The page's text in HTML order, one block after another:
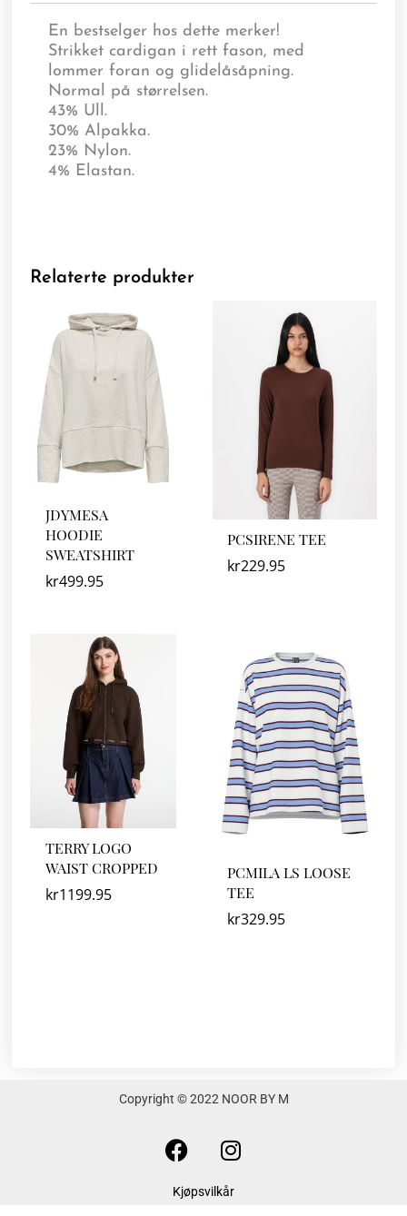
En bestselger hos dette merker!
Strikket cardigan i rett fason, med
lommer foran og glidelåsåpning.
Normal på størrelsen.
43% Ull.
30% Alpakka.
23% Nylon.
4% Elastan.
Relaterte produkter
JDYMESA
HOODIE
SWEATSHIRT
kr499.95
PCSIRENE TEE
kr229.95
TERRY LOGO
WAIST CROPPED
kr1199.95
PCMILA LS LOOSE
TEE
kr329.95
Copyright © 2022 NOOR BY M
F
a
c
e
I
n
s
t
Kjøpsvilkår